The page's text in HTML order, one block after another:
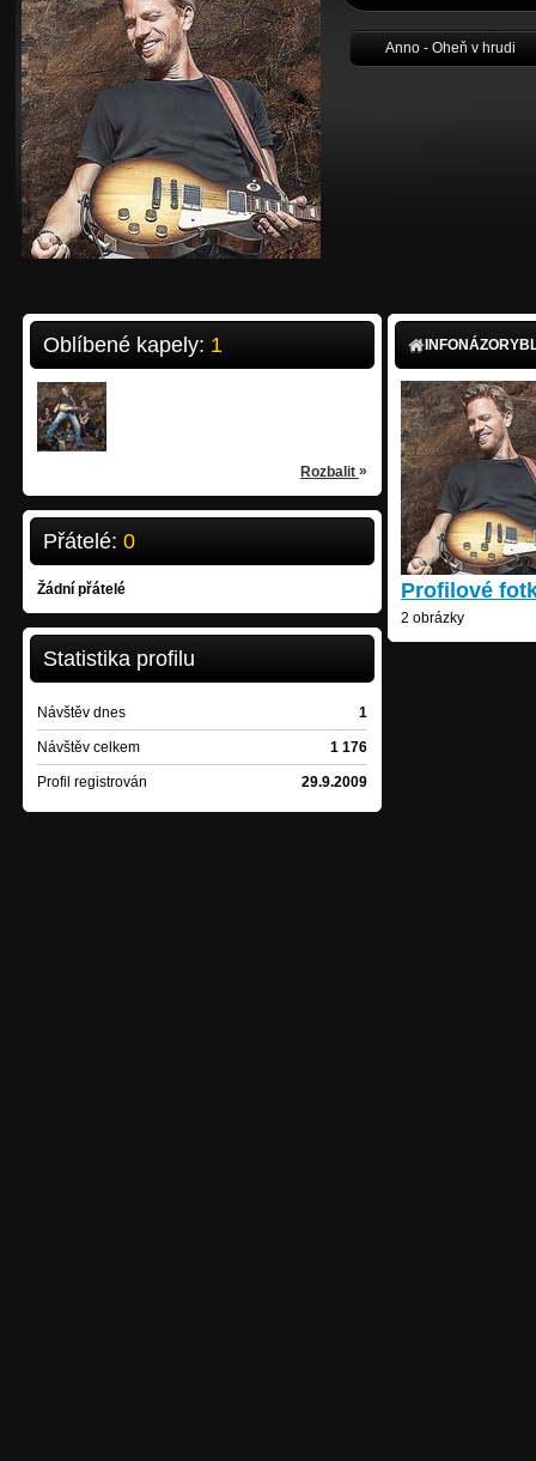
Anno - Oheň v hrudi
Oblíbené kapely: 1
Rozbalit »
Přátelé: 0
Žádní přátelé
Statistika profilu
Návštěv dnes 1
Návštěv celkem 1 176
Profil registrován 29.9.2009
INFONÁZORY
Profilové
2 obrázky